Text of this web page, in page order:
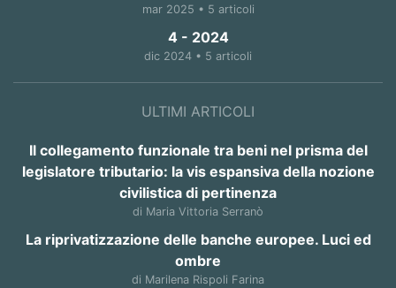
mar 2025 • 5 articoli
4 - 2024
dic 2024 • 5 articoli
ULTIMI ARTICOLI
Il collegamento funzionale tra beni nel prisma del
legislatore tributario: la vis espansiva della nozione
civilistica di pertinenza
di Maria Vittoria Serranò
La riprivatizzazione delle banche europee. Luci ed
ombre
di Marilena Rispoli Farina